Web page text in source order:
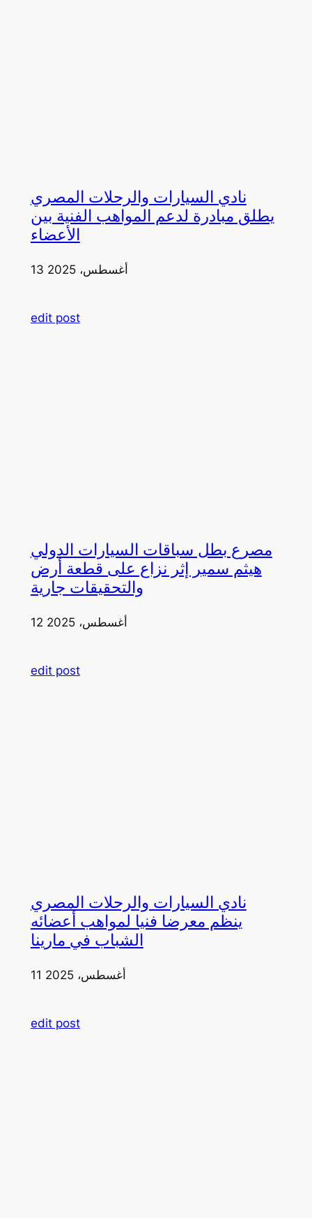
نادي السيارات والرحلات المصري
يطلق مبادرة لدعم المواهب الفنية بين
الأعضاء
13 أغسطس، 2025
edit post
مصرع بطل سباقات السيارات الدولي
هيثم سمير إثر نزاع على قطعة أرض
والتحقيقات جارية
12 أغسطس، 2025
edit post
نادي السيارات والرحلات المصري
ينظم معرضا فنيا لمواهب أعضائه
الشباب في مارينا
11 أغسطس، 2025
edit post